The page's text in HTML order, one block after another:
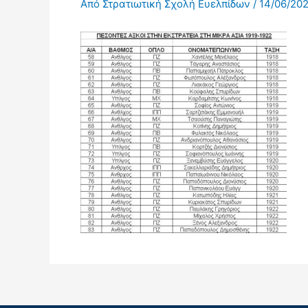
Από Στρατιωτική Σχολή Ευελπίδων / 14/06/